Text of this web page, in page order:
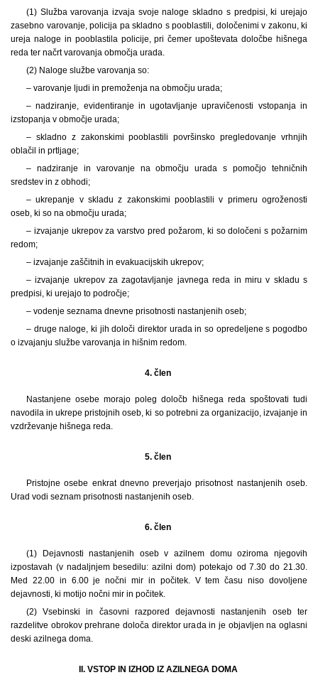
(1) Služba varovanja izvaja svoje naloge skladno s predpisi, ki urejajo
zasebno varovanje, policija pa skladno s pooblastili, določenimi v zakonu, ki
ureja naloge in pooblastila policije, pri čemer upoštevata določbe hišnega
reda ter načrt varovanja območja urada.
(2) Naloge službe varovanja so:
– varovanje ljudi in premoženja na območju urada;
– nadziranje, evidentiranje in ugotavljanje upravičenosti vstopanja in
izstopanja v območje urada;
– skladno z zakonskimi pooblastili površinsko pregledovanje vrhnjih
oblačil in prtljage;
– nadziranje in varovanje na območju urada s pomočjo tehničnih
sredstev in z obhodi;
– ukrepanje v skladu z zakonskimi pooblastili v primeru ogroženosti
oseb, ki so na območju urada;
– izvajanje ukrepov za varstvo pred požarom, ki so določeni s požarnim
redom;
– izvajanje zaščitnih in evakuacijskih ukrepov;
– izvajanje ukrepov za zagotavljanje javnega reda in miru v skladu s
predpisi, ki urejajo to področje;
– vodenje seznama dnevne prisotnosti nastanjenih oseb;
– druge naloge, ki jih določi direktor urada in so opredeljene s pogodbo
o izvajanju službe varovanja in hišnim redom.
4. člen
Nastanjene osebe morajo poleg določb hišnega reda spoštovati tudi
navodila in ukrepe pristojnih oseb, ki so potrebni za organizacijo, izvajanje in
vzdrževanje hišnega reda.
5. člen
Pristojne osebe enkrat dnevno preverjajo prisotnost nastanjenih oseb.
Urad vodi seznam prisotnosti nastanjenih oseb.
6. člen
(1) Dejavnosti nastanjenih oseb v azilnem domu oziroma njegovih
izpostavah (v nadaljnjem besedilu: azilni dom) potekajo od 7.30 do 21.30.
Med 22.00 in 6.00 je nočni mir in počitek. V tem času niso dovoljene
dejavnosti, ki motijo nočni mir in počitek.
(2) Vsebinski in časovni razpored dejavnosti nastanjenih oseb ter
razdelitve obrokov prehrane določa direktor urada in je objavljen na oglasni
deski azilnega doma.
II. VSTOP IN IZHOD IZ AZILNEGA DOMA